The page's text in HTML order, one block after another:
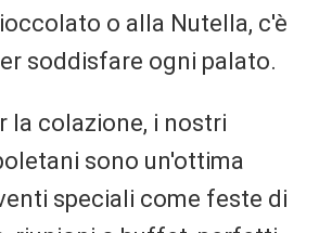
o alla Nutella, c'è
soddisfare ogni palato.
la colazione, i nostri
sono un'ottima
speciali come feste di